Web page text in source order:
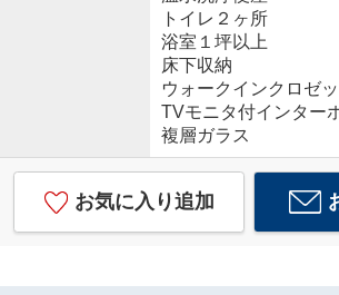
トイレ２ヶ所
浴室１坪以上
床下収納
ウォークインクロゼッ
TVモニタ付インター
複層ガラス
お気に入り追加